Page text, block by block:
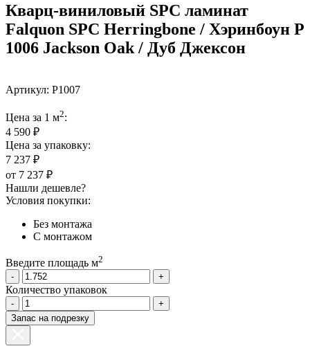
Кварц-виниловый SPC ламинат
Falquon SPC Herringbone / Хэринбоун P
1006 Jackson Oak / Дуб Джексон
Артикул: P1007
Цена за 1 м2:
4 590 ₽
Цена за упаковку:
7 237 ₽
от 7 237 ₽
Нашли дешевле?
Условия покупки:
Без монтажа
С монтажом
Введите площадь м2
-
+
Количество упаковок
-
+
Запас на подрезку